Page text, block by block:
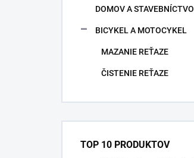
DOMOV A STAVEBNÍCTVO
BICYKEL A MOTOCYKEL
MAZANIE REŤAZE
ČISTENIE REŤAZE
TOP 10 PRODUKTOV